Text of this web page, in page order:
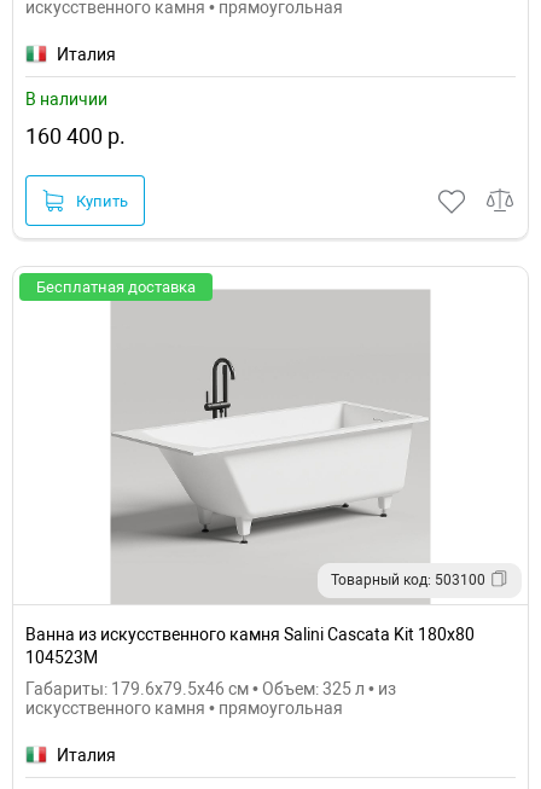
искусственного камня • прямоугольная
Италия
В наличии
160 400 р.
Купить
Бесплатная доставка
Товарный код: 503100
Ванна из искусственного камня Salini Cascata Kit 180х80
104523M
Габариты: 179.6x79.5x46 см • Объем: 325 л • из
искусственного камня • прямоугольная
Италия